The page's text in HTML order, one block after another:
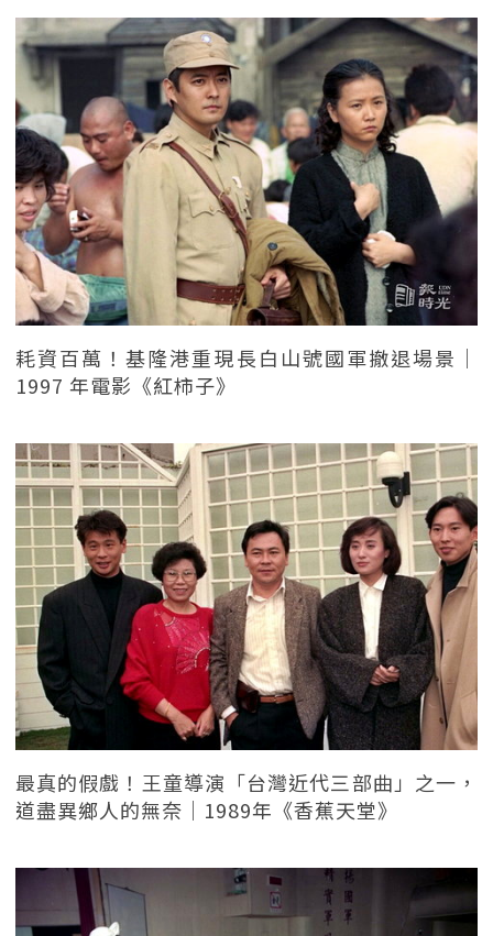
耗資百萬！基隆港重現長白山號國軍撤退場景｜
1997 年電影《紅柿子》
最真的假戲！王童導演「台灣近代三部曲」之一，
道盡異鄉人的無奈｜1989年《香蕉天堂》